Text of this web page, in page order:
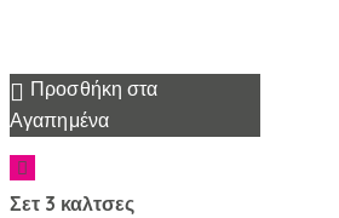
Προσθήκη στα
Αγαπημένα
Σετ 3 καλτσες